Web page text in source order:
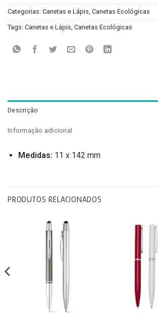
Categorias: Canetas e Lápis Canetas Ecológicas
Tags: Canetas e Lápis Canetas Ecológicas
Descrição
Informação adicional
Medidas: 11 x 142 mm
PRODUTOS RELACIONADOS